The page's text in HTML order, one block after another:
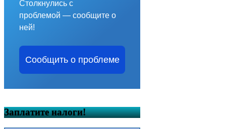
Столкнулись с
проблемой — сообщите о
ней!
Сообщить о проблеме
Заплатите налоги!